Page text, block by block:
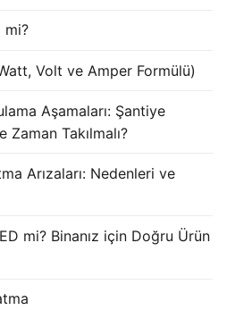
BİLGİ
Çeşitleri Nelerdir?
LEDLine Serisi
WallWasher Serisi
KATALOG
mi?
Volt ve Amper Formülü)
Aşamaları: Şantiye
Takılmalı?
Arızaları: Nedenleri ve
mi? Binanız için Doğru Ürün